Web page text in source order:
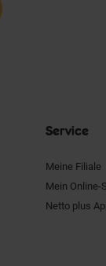
Service
Meine Filiale
Mein Online-
Netto plus